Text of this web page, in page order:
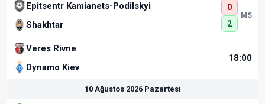
Epitsentr Kamianets-Podilskyi
Shakhtar
0
2
MS
Veres Rivne
Dynamo Kiev
18:00
10 Ağustos 2026 Pazartesi